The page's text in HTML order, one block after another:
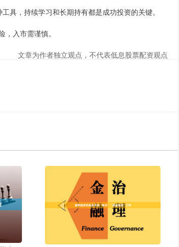
具，持续学习和长期持有都是成功投资的关键。
入市需谨慎。
文章为作者独立观点，不代表低息股票配资观点